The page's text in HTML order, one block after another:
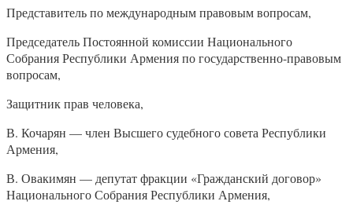
Представитель по международным правовым вопросам,
Председатель Постоянной комиссии Национального
Собрания Республики Армения по государственно-правовым
вопросам,
Защитник прав человека,
В. Кочарян — член Высшего судебного совета Республики
Армения,
В. Овакимян — депутат фракции «Гражданский договор»
Национального Собрания Республики Армения,